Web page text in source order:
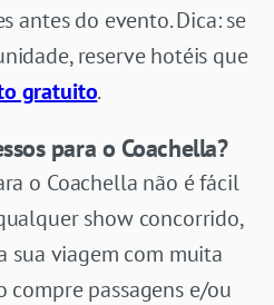
antes do evento. Dica: se
reserve hotéis que
gratuito.
para o Coachella?
o Coachella não é fácil
show concorrido,
sua viagem com muita
compre passagens e/ou